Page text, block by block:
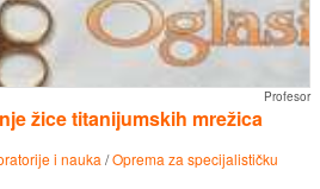
Profesor
žice titanijumskih mrežica
i nauka /Oprema za specijalističku